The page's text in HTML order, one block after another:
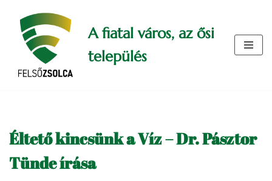
Skip
content
A fiatal város, az ősi
település
Éltető kincsünk a Víz – Dr. Pásztor
Tünde írása